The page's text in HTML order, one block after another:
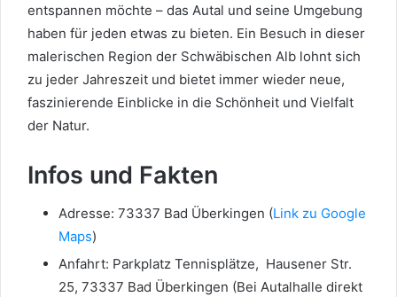
entspannen möchte – das Autal und seine Umgebung
haben für jeden etwas zu bieten. Ein Besuch in dieser
malerischen Region der Schwäbischen Alb lohnt sich
zu jeder Jahreszeit und bietet immer wieder neue,
faszinierende Einblicke in die Schönheit und Vielfalt
der Natur.
Infos und Fakten
Adresse: 73337 Bad Überkingen (Link zu Google
Maps)
Anfahrt: Parkplatz Tennisplätze, Hausener Str.
25, 73337 Bad Überkingen (Bei Autalhalle direkt